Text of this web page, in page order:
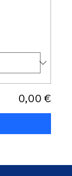
0,00 €